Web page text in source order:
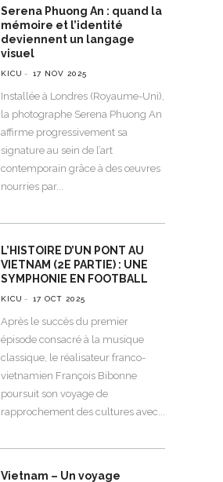
Serena Phuong An : quand la
mémoire et l’identité
deviennent un langage
visuel
KICU 17 NOV 2025
Installée à Londres (Royaume-Uni),
la photographe Serena Phuong An
affirme progressivement sa
signature au sein de l’art
contemporain grâce à des œuvres
nourries par
L’HISTOIRE D’UN PONT AU
VIETNAM (2E PARTIE) : UNE
SYMPHONIE EN FOOTBALL
KICU 17 OCT 2025
Après le succès du premier
épisode consacré à la musique
classique, le réalisateur franco-
vietnamien François Bibonne
poursuit son voyage de
rapprochement des cultures avec
Vietnam – Un voyage